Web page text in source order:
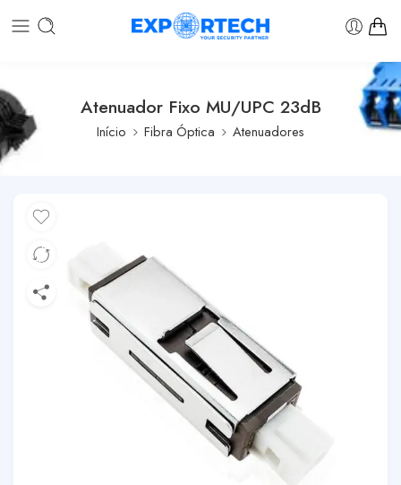
Atenuador Fixo MU/UPC 23dB
Início Fibra Óptica Atenuadores